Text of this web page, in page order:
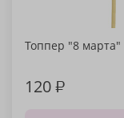
Топпер "8 марта"
120₽